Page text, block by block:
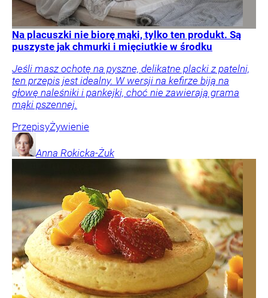
Na placuszki nie biorę mąki, tylko ten produkt. Są
puszyste jak chmurki i mięciutkie w środku
Jeśli masz ochotę na pyszne, delikatne placki z patelni,
ten przepis jest idealny. W wersji na kefirze biją na
głowę naleśniki i pankejki, choć nie zawierają grama
mąki pszennej.
PrzepisyŻywienie
Anna Rokicka-Żuk